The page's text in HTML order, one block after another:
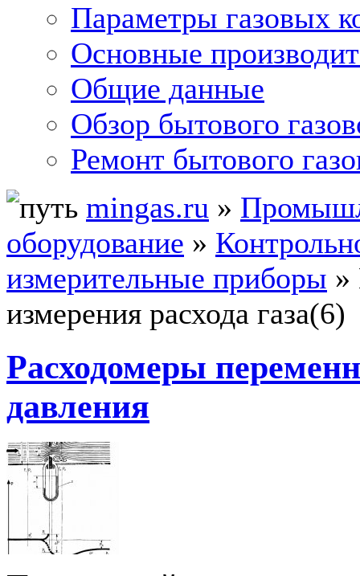
Параметры газовых
Основные
Общие данные
Обзор бытового
Ремонт бытового
mingas.ru »
оборудование »
измерительные приборы »
измерения расхода газа(6)
Расходомеры
давления